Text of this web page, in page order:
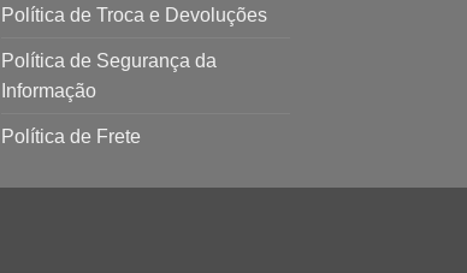
Política de Troca e Devoluções
Política de Segurança da
Informação
Política de Frete